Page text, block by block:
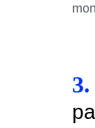
3.